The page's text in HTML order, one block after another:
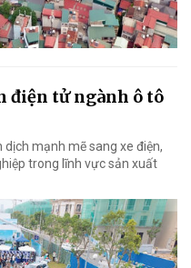
điện tử ngành ô tô
mạnh mẽ sang xe điện,
trong lĩnh vực sản xuất